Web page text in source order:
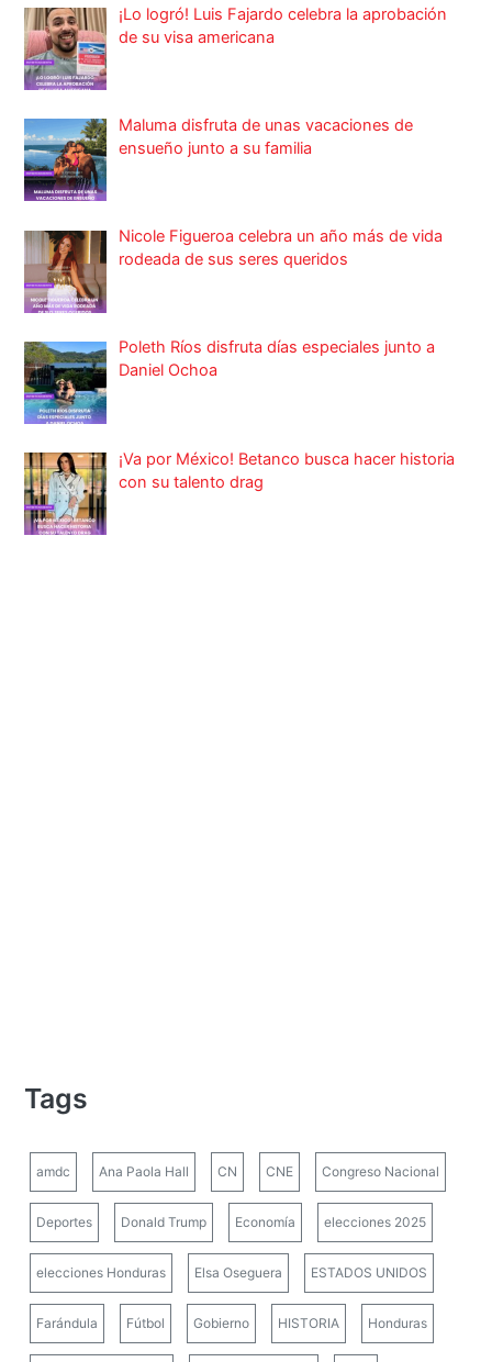
¡Lo logró! Luis Fajardo celebra la aprobación
de su visa americana
Maluma disfruta de unas vacaciones de
ensueño junto a su familia
Nicole Figueroa celebra un año más de vida
rodeada de sus seres queridos
Poleth Ríos disfruta días especiales junto a
Daniel Ochoa
¡Va por México! Betanco busca hacer historia
con su talento drag
Tags
amdc Ana Paola Hall CN CNE Congreso Nacional
Deportes Donald Trump Economía elecciones 2025
elecciones Honduras Elsa Oseguera ESTADOS UNIDOS
Farándula Fútbol Gobierno HISTORIA Honduras